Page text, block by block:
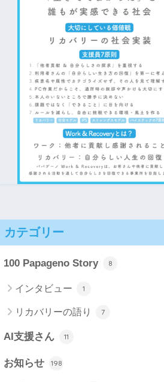
カテゴリー
100 Papageno Story 8
インタビュー 1
リカバリーの語り 7
AI支援さん 11
お知らせ 198